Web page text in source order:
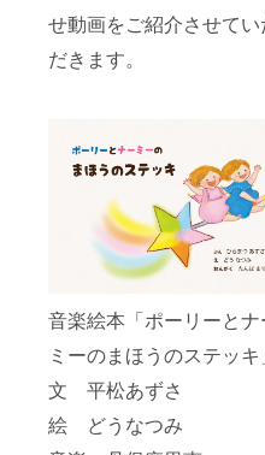
せ動画をご紹介させてい
だきます。
音楽絵本「ポーリーとナ
ミーのまほうのステッキ
文 平松あずさ
絵 どうなつみ